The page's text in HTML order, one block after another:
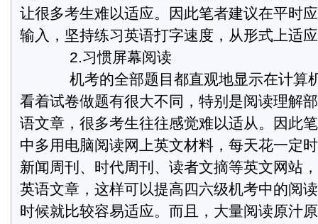
让很多考生难以适应。因此笔者建议在平时
输入，坚持练习英语打字速度，从形式上适
2.习惯屏幕阅读
机考的全部题目都直观地显示在计算
看着试卷做题有很大不同，特别是阅读理解
语文章，很多考生往往感觉难以适从。因此
中多用电脑阅读网上英文材料，每天花一定
新闻周刊、时代周刊、读者文摘等英文网站
英语文章，这样可以提高四六级机考中的阅
时候就比较容易适应。而且，大量阅读原汁